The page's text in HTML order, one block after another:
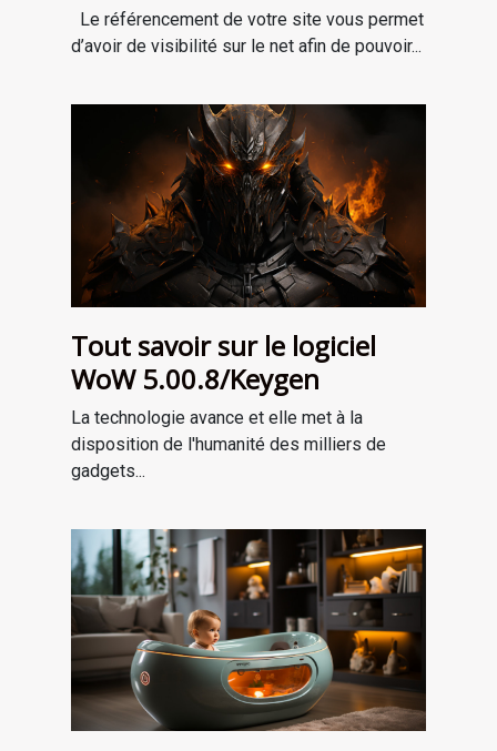
Le référencement de votre site vous permet
d’avoir de visibilité sur le net afin de pouvoir...
Tout savoir sur le logiciel
WoW 5.00.8/Keygen
La technologie avance et elle met à la
disposition de l'humanité des milliers de
gadgets...